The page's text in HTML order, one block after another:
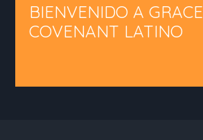
BIENVENIDO A GRACE
COVENANT LATINO